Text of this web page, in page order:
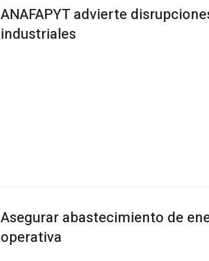
ANAFAPYT advierte
industriales
Asegurar abastecimiento de
operativa